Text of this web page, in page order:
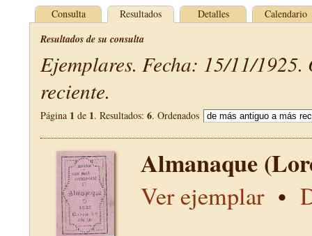
Consulta Resultados Detalles Calendario
Resultados de su consulta
Ejemplares. Fecha: 15/11/1925.
reciente.
Página 1 de 1. Resultados: 6. Ordenados
Almanaque
Ver ejemplar•